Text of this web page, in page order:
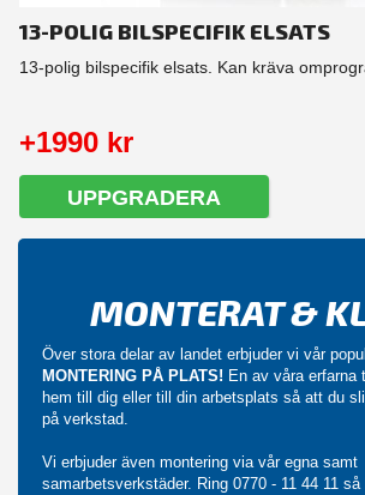
13-POLIG BILSPECIFIK ELSATS
13-polig bilspecifik elsats. Kan kräva
+1990 kr
UPPGRADERA
MONTERAT &
Över stora delar av landet erbjuder vi vår
MONTERING PÅ PLATS! En av våra erfarna
hem till dig eller till din arbetsplats så att du
på verkstad.
Vi erbjuder även montering via vår egna samt
samarbetsverkstäder. Ring 0770 - 11 44 11 så